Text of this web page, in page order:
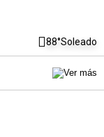
88°Soleado